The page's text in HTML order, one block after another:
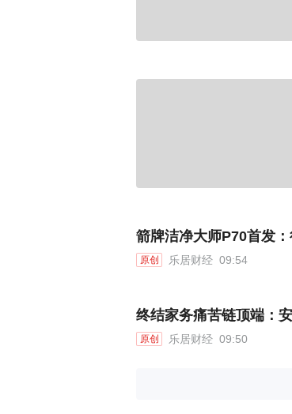
箭牌洁净大师P70首发
原创 乐居财经 09:54
终结家务痛苦链顶端：
原创 乐居财经 09:50